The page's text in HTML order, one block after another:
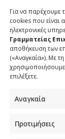
Για να παρέχουμε
cookies που είναι
ηλεκτρονικές
Γραμματείας
αποθήκευση των
(«Αναγκαία»). Με
επιλέξετε.
Αναγκαία
Προτιμήσεις